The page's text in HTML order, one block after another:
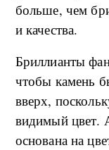
больше, чем
и качества.
Бриллианты
чтобы камень
вверх,
видимый цвет.
основана на